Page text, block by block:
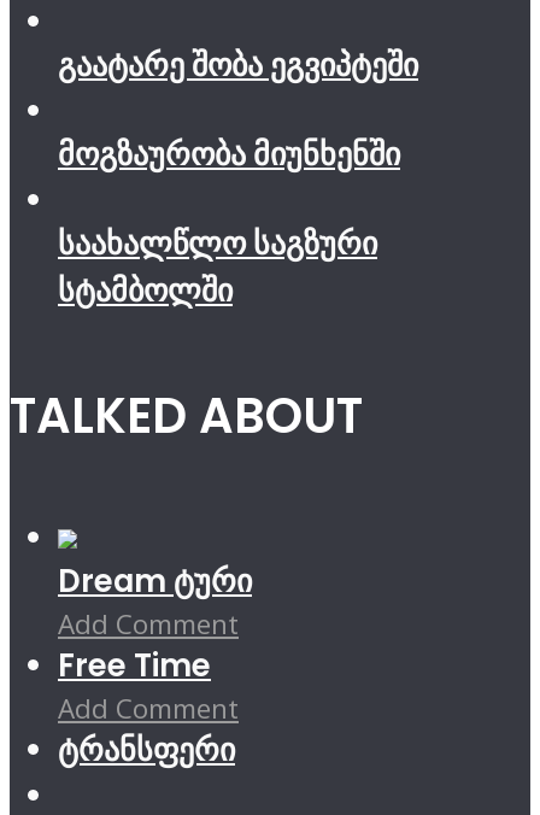
გაატარე შობა ეგვიპტეში
მოგზაურობა მიუნხენში
საახალწლო საგზური
სტამბოლში
TALKED ABOUT
Dream ტური
Add Comment
Free Time
Add Comment
ტრანსფერი